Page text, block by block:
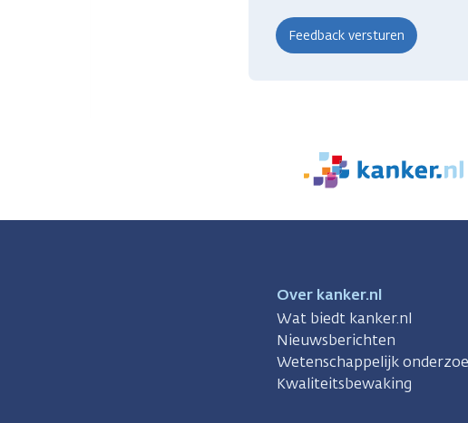
We
er
Over kanker.nl
Wat biedt kanker.nl
Nieuwsberichten
Wetenschappelijk
Kwaliteitsbewaking